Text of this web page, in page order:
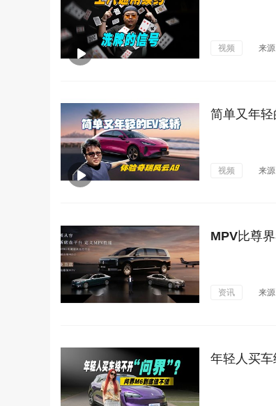
视频 来
简单又年
视频 来
MPV比尊
资讯 来
年轻人买